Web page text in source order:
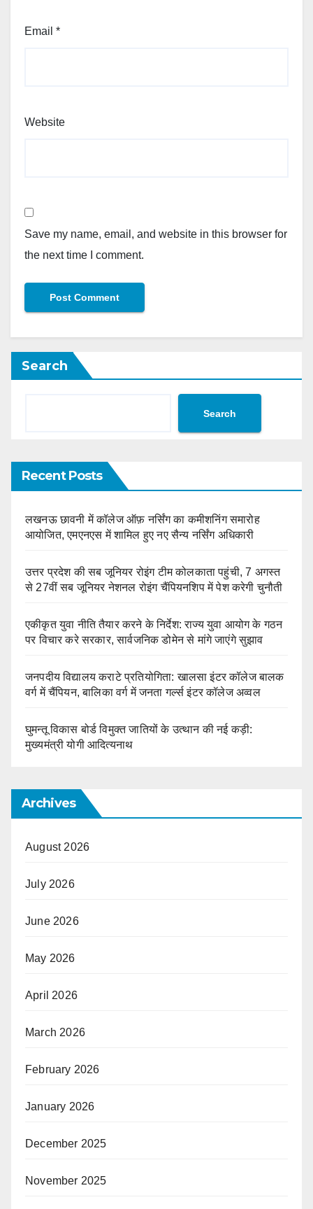
Email *
Website
Save my name, email, and website in this browser for
the next time I comment.
Search
Search
Recent Posts
लखनऊ छावनी में कॉलेज ऑफ़ नर्सिंग का कमीशनिंग समारोह
आयोजित, एमएनएस में शामिल हुए नए सैन्य नर्सिंग अधिकारी
उत्तर प्रदेश की सब जूनियर रोइंग टीम कोलकाता पहुंची, 7 अगस्त
से 27वीं सब जूनियर नेशनल रोइंग चैंपियनशिप में पेश करेगी चुनौती
एकीकृत युवा नीति तैयार करने के निर्देश: राज्य युवा आयोग के गठन
पर विचार करे सरकार, सार्वजनिक डोमेन से मांगे जाएंगे सुझाव
जनपदीय विद्यालय कराटे प्रतियोगिता: खालसा इंटर कॉलेज बालक
वर्ग में चैंपियन, बालिका वर्ग में जनता गर्ल्स इंटर कॉलेज अव्वल
घुमन्तू विकास बोर्ड विमुक्त जातियों के उत्थान की नई कड़ी:
मुख्यमंत्री योगी आदित्यनाथ
Archives
August 2026
July 2026
June 2026
May 2026
April 2026
March 2026
February 2026
January 2026
December 2025
November 2025